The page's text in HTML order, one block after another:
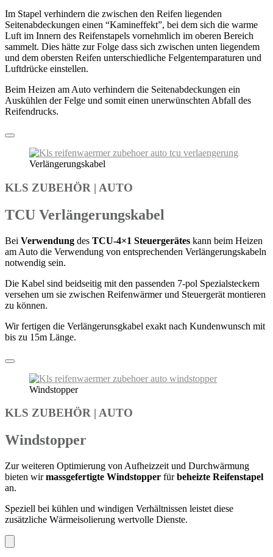
Im Stapel verhindern die zwischen den Reifen liegenden
Seitenabdeckungen einen “Kamineffekt”, bei dem sich die warme
Luft im Innern des Reifenstapels vornehmlich im oberen Bereich
sammelt. Dies hätte zur Folge dass sich zwischen unten liegendem
und dem obersten Reifen unterschiedliche Felgentemparaturen und
Luftdrücke einstellen.
Beim Heizen am Auto verhindern die Seitenabdeckungen ein
Auskühlen der Felge und somit einen unerwünschten Abfall des
Reifendrucks.
Verlängerungskabel
KLS ZUBEHÖR | AUTO
TCU Verlängerungskabel
Bei Verwendung des TCU-4×1 Steuergerätes kann beim Heizen
am Auto die Verwendung von entsprechenden Verlängerungskabeln
notwendig sein.
Die Kabel sind beidseitig mit den passenden 7-pol Spezialsteckern
versehen um sie zwischen Reifenwärmer und Steuergerät montieren
zu können.
Wir fertigen die Verlängerunsgkabel exakt nach Kundenwunsch mit
bis zu 15m Länge.
Windstopper
KLS ZUBEHÖR | AUTO
Windstopper
Zur weiteren Optimierung von Aufheizzeit und Durchwärmung
bieten wirmassgefertigte Windstopper fürbeheizte Reifenstapel
an.
Speziell bei kühlen und windigen Verhältnissen leistet diese
zusätzliche Wärmeisolierung wertvolle Dienste.